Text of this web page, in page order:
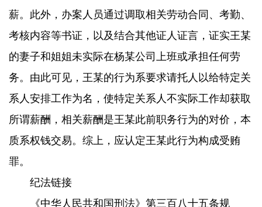
薪。此外，办案人员通过调取相关劳动合同、考勤、
考核内容等书证，以及结合其他证人证言，证实王某
的妻子和姐姐未实际在杨某公司上班或承担任何劳
务。由此可见，王某的行为系要求请托人以给特定关
系人安排工作为名，使特定关系人不实际工作却获取
所谓薪酬，相关薪酬是王某此前职务行为的对价，本
质系权钱交易。综上，应认定王某此行为构成受贿
罪。
纪法链接
《中华人民共和国刑法》第三百八十五条规